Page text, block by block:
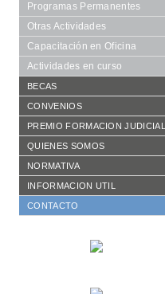
Programas Permanentes
Otras Actividades
Capacitación en Oficina
Actividades en curso
BECAS
Requisitos
Formularios
Becarios año en curso
Histórico de becarios
CONVENIOS
De Cooperación
Aranceles Preferenciales
PREMIO FORMACION JUDICIAL
Reglamento vigente
Publicaciones
Otras Publicaciones
QUIENES SOMOS
Consejo Académico
Autoridades CFJ
Equipo de trabajo
NORMATIVA
Resoluciones CACFJ
Disposiciones SECFJ
INFORMACION UTIL
CONTACTO